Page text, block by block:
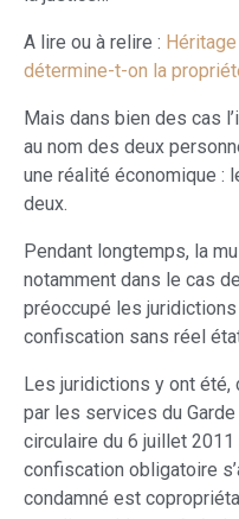
A lire ou à relire :
détermine-t-on la
Mais dans bien des cas
au nom des deux
une réalité économique :
deux.
Pendant longtemps, la
notamment dans le cas
préoccupé les
confiscation sans réel état
Les juridictions y ont été,
par les services du
circulaire du 6 juillet
confiscation obligatoire
condamné est